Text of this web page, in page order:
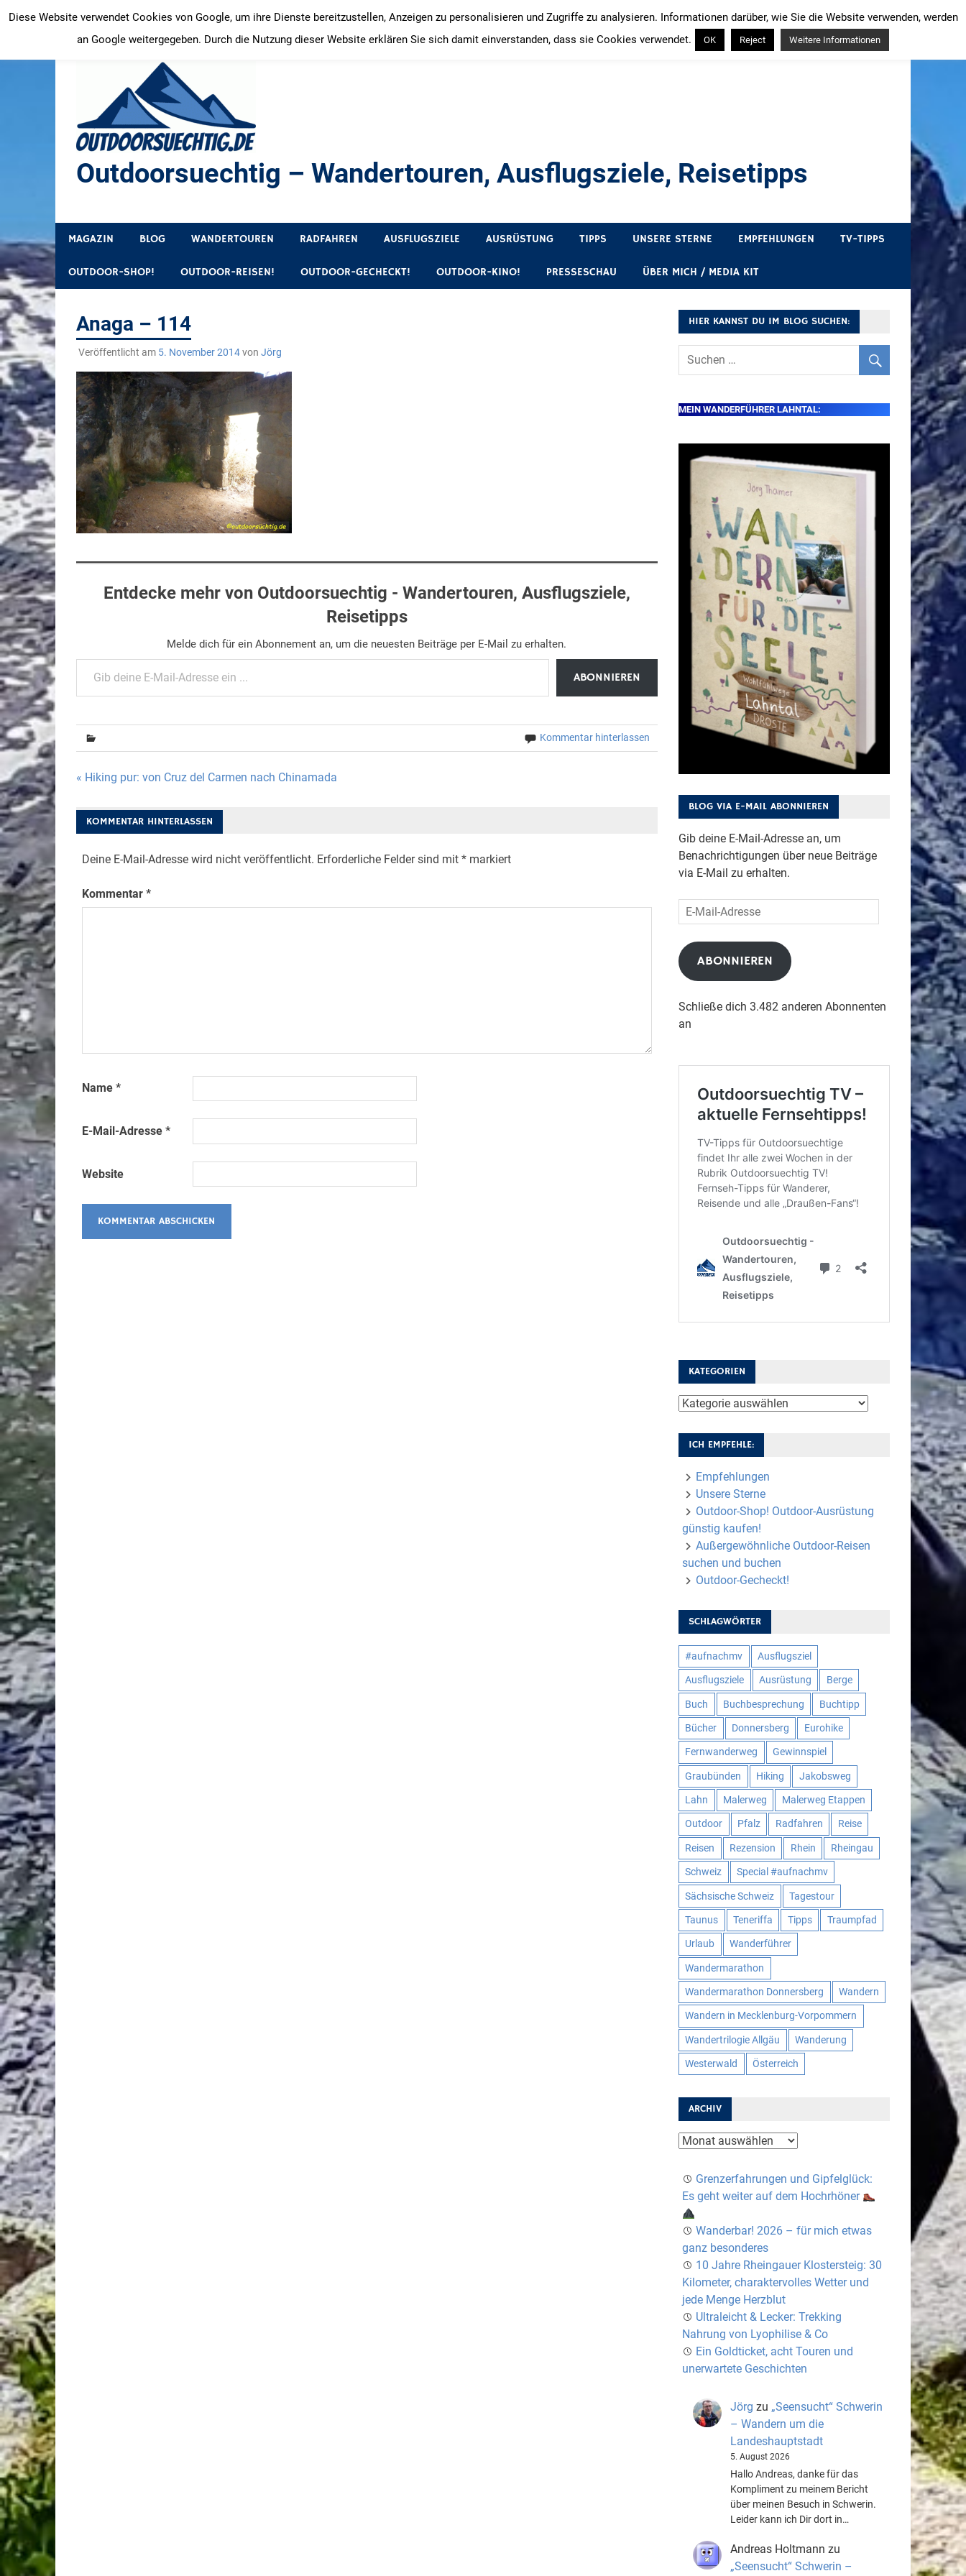
Inhalt
springen
Outdoorsuechtig – Wandertouren, Ausflugsziele, Reisetipps
MAGAZIN BLOG WANDERTOUREN RADFAHREN AUSFLUGSZIELE AUSRÜSTUNG TIPPS UNSERE STERNE EMPFEHLUNGEN TV-TIPPS
OUTDOOR-SHOP! OUTDOOR-REISEN! OUTDOOR-GECHECKT! OUTDOOR-KINO! PRESSESCHAU ÜBER MICH / MEDIA KIT
Anaga – 114
Veröffentlicht am 5. November 2014von Jörg
Entdecke mehr von Outdoorsuechtig - Wandertouren, Ausflugsziele,
Reisetipps
Melde dich für ein Abonnement an, um die neuesten Beiträge per E-Mail zu erhalten.
Gib deine E-Mail-Adresse ein ...
ABONNIEREN
Kommentar hinterlassen
Beitragsnavigation
« Hiking pur: von Cruz del Carmen nach Chinamada
KOMMENTAR HINTERLASSEN
Deine E-Mail-Adresse wird nicht veröffentlicht. Erforderliche Felder sind mit *markiert
Kommentar *
Name *
E-Mail-Adresse *
Website
HIER KANNST DU IM BLOG SUCHEN:
MEIN WANDERFÜHRER LAHNTAL:
BLOG VIA E-MAIL ABONNIEREN
Gib deine E-Mail-Adresse an, um
Benachrichtigungen über neue Beiträge
via E-Mail zu erhalten.
E-
Mail-
Adresse
ABONNIEREN
Schließe dich 3.482 anderen Abonnenten
an
KATEGORIEN
Kategorien
ICH EMPFEHLE:
Empfehlungen
Unsere Sterne
Outdoor-Shop! Outdoor-Ausrüstung
günstig kaufen!
Außergewöhnliche Outdoor-Reisen
suchen und buchen
Outdoor-Gecheckt!
SCHLAGWÖRTER
#aufnachmv Ausflugsziel
Ausflugsziele Ausrüstung Berge
Buch Buchbesprechung Buchtipp
Bücher Donnersberg Eurohike
Fernwanderweg Gewinnspiel
Graubünden Hiking Jakobsweg
Lahn Malerweg Malerweg Etappen
Outdoor Pfalz Radfahren Reise
Reisen Rezension Rhein Rheingau
Schweiz Special #aufnachmv
Sächsische Schweiz Tagestour
Taunus Teneriffa Tipps Traumpfad
Urlaub Wanderführer
Wandermarathon
Wandermarathon Donnersberg Wandern
Wandern in Mecklenburg-Vorpommern
Wandertrilogie Allgäu Wanderung
Westerwald Österreich
ARCHIV
Archiv
Grenzerfahrungen und Gipfelglück:
Es geht weiter auf dem Hochrhöner
Wanderbar! 2026 – für mich etwas
ganz besonderes
10 Jahre Rheingauer Klostersteig: 30
Kilometer, charaktervolles Wetter und
jede Menge Herzblut
Ultraleicht & Lecker: Trekking
Nahrung von Lyophilise & Co
Ein Goldticket, acht Touren und
unerwartete Geschichten
Jörg zu „Seensucht“ Schwerin
– Wandern um die
Landeshauptstadt
5. August 2026
Hallo Andreas, danke für das
Kompliment zu meinem Bericht
über meinen Besuch in Schwerin.
Leider kann ich Dir dort in…
Andreas Holtmann zu
„Seensucht“ Schwerin –
Diese Website verwendet Cookies von Google, um ihre Dienste bereitzustellen, Anzeigen zu personalisieren und Zugriffe zu analysieren. Informationen darüber, wie Sie die Website verwenden, werden
an Google weitergegeben. Durch die Nutzung dieser Website erklären Sie sich damit einverstanden, dass sie Cookies verwendet.
OK Reject Weitere Informationen